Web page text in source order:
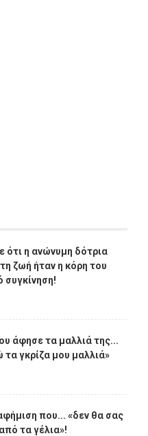
η ανώνυμη δότρια
ζωή ήταν η κόρη του
συγκίνηση!
άφησε τα μαλλιά της...
γκρίζα μου μαλλιά»
που... «δεν θα σας
τα γέλια»!